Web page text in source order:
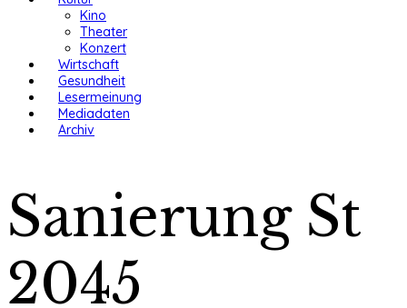
Kino
Theater
Konzert
Wirtschaft
Gesundheit
Lesermeinung
Mediadaten
Archiv
Sanierung St
2045